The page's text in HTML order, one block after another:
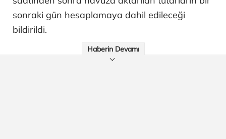
sonraki gün hesaplamaya dahil edileceği
bildirildi.
Haberin Devamı